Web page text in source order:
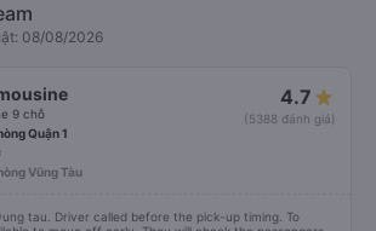
08/08/2026
9 chỗ
4.7
(5388 đánh giá)
Quận 1
Vũng Tàu
tau. Driver called before the pick-up timing. To